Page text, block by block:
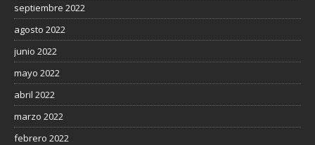
septiembre 2022
agosto 2022
junio 2022
mayo 2022
abril 2022
marzo 2022
febrero 2022